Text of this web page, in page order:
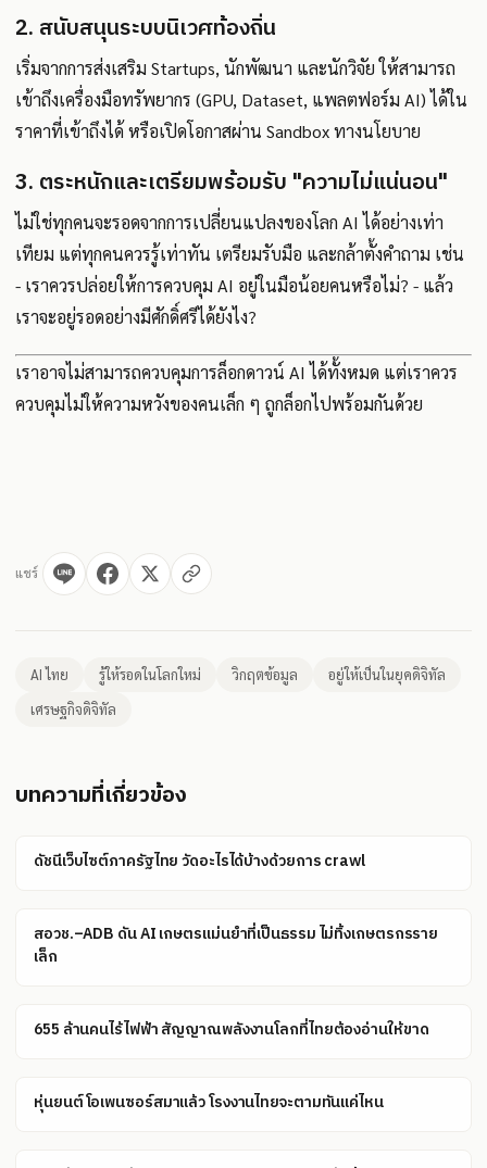
2. สนับสนุนระบบนิเวศท้องถิ่น
เริ่มจากการส่งเสริม Startups, นักพัฒนา และนักวิจัย ให้สามารถ
เข้าถึงเครื่องมือทรัพยากร (GPU, Dataset, แพลตฟอร์ม AI) ได้ใน
ราคาที่เข้าถึงได้ หรือเปิดโอกาสผ่าน Sandbox ทางนโยบาย
3. ตระหนักและเตรียมพร้อมรับ "ความไม่แน่นอน"
ไม่ใช่ทุกคนจะรอดจากการเปลี่ยนแปลงของโลก AI ได้อย่างเท่า
เทียม แต่ทุกคนควรรู้เท่าทัน เตรียมรับมือ และกล้าตั้งคำถาม เช่น
- เราควรปล่อยให้การควบคุม AI อยู่ในมือน้อยคนหรือไม่? - แล้ว
เราจะอยู่รอดอย่างมีศักดิ์ศรีได้ยังไง?
เราอาจไม่สามารถควบคุมการล็อกดาวน์ AI ได้ทั้งหมด แต่เราควร
ควบคุมไม่ให้ความหวังของคนเล็ก ๆ ถูกล็อกไปพร้อมกันด้วย
แชร์
AI ไทย รู้ให้รอดในโลกใหม่ วิกฤตข้อมูล
อยู่ให้เป็นในยุคดิจิทัล
เศรษฐกิจดิจิทัล
บทความที่เกี่ยวข้อง
ดัชนีเว็บไซต์ภาครัฐไทย วัดอะไรได้บ้างด้วยการ crawl
สอวช.–ADB ดัน AI เกษตรแม่นยำที่เป็นธรรม ไม่ทิ้งเกษตรกรราย
เล็ก
655 ล้านคนไร้ไฟฟ้า สัญญาณพลังงานโลกที่ไทยต้องอ่านให้ขาด
หุ่นยนต์โอเพนซอร์สมาแล้ว โรงงานไทยจะตามทันแค่ไหน